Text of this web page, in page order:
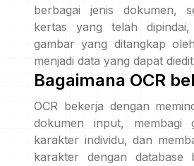
berbagai jenis dokumen,
kertas yang telah
gambar yang ditangkap
menjadi data yang dapat
Bagaimana OCR
OCR bekerja dengan
dokumen input, membagi
karakter individu, dan
karakter dengan database